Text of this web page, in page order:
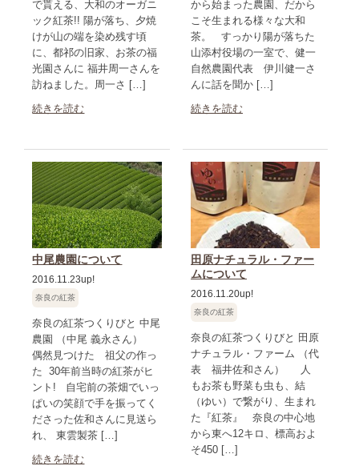
で貰える、大和のオーガニ
ック紅茶!! 陽が落ち、夕焼
けが山の端を染め残す頃
に、都祁の旧家、お茶の福
光園さんに 福井周一さんを
訪ねました。周一さ […]
続きを読む
から始まった農園、だから
こそ生まれる様々な大和
茶。 すっかり陽が落ちた
山添村役場の一室で、健一
自然農園代表 伊川健一さ
んに話を聞か […]
続きを読む
中尾農園について
2016.11.23up!
奈良の紅茶
奈良の紅茶つくりびと 中尾
農園 （中尾 義永さん）
偶然見つけた 祖父の作っ
た 30年前当時の紅茶がヒ
ント! 自宅前の茶畑でいっ
ぱいの笑顔で手を振ってく
ださった佐和さんに見送ら
れ、 東雲製茶 […]
続きを読む
田原ナチュラル・ファー
ムについて
2016.11.20up!
奈良の紅茶
奈良の紅茶つくりびと 田原
ナチュラル・ファーム （代
表 福井佐和さん） 人
もお茶も野菜も虫も、結
（ゆい）で繋がり、生まれ
た『紅茶』 奈良の中心地
から東へ12キロ、標高およ
そ450 […]